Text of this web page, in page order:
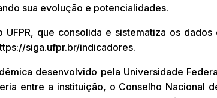
sua evolução e potencialidades.
que consolida e sistematiza os
siga.ufpr.br/indicadores.
desenvolvido pela Universidade
entre a instituição, o Conselho Nacional